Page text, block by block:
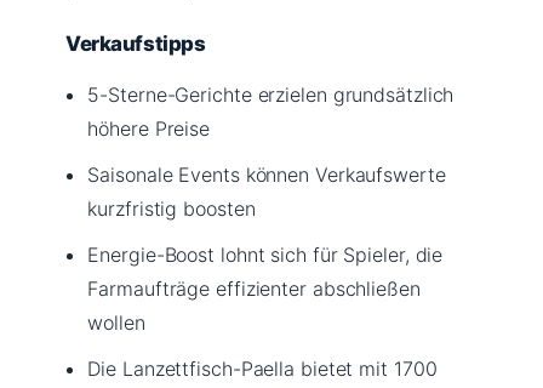
Verkaufstipps
5-Sterne-Gerichte erzielen grundsätzlich
höhere Preise
Saisonale Events können Verkaufswerte
kurzfristig boosten
Energie-Boost lohnt sich für Spieler, die
Farmaufträge effizienter abschließen
wollen
Die Lanzettfisch-Paella bietet mit 1700